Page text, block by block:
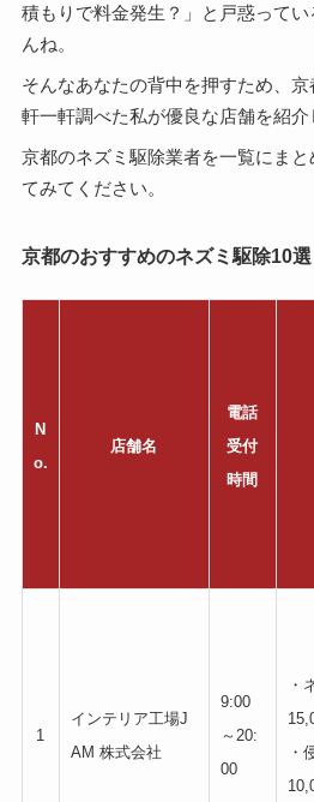
積もりで料金発生？」と戸惑って
んね。
そんなあなたの背中を押すため、
軒一軒調べた私が優良な店舗を紹介
京都のネズミ駆除業者を一覧にま
てみてください。
京都のおすすめのネズミ駆除10選
N
o.
店舗名
電話
受付
時間
1
インテリア工場J
AM 株式会社
9:00
～20:
00
・
・